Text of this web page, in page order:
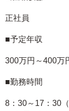
正社員
■予定年収
300万円～400万
■勤務時間
8：30～17：30